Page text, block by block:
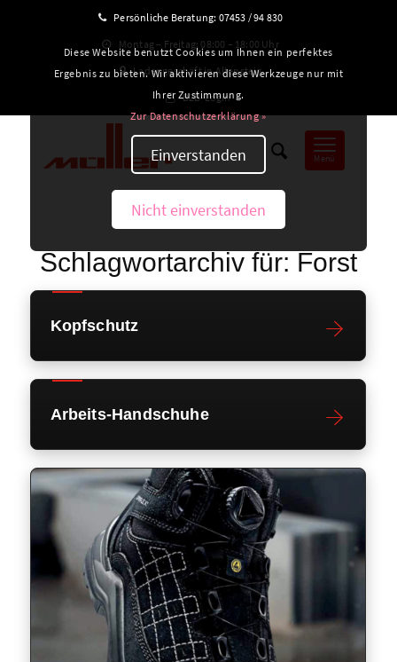
Persönliche Beratung: 07453 / 94 830
Montag – Freitag: 08:00 – 18:00 Uhr
Ladengeschäft in Altensteig
B2B-Login
Menü
Schlagwortarchiv für: Forst
Kopfschutz
Arbeits-Handschuhe
Diese Website benutzt Cookies um Ihnen ein perfektes
Ergebnis zu bieten. Wir aktivieren diese Werkzeuge nur mit
Ihrer Zustimmung.
Zur Datenschutzerklärung »
Einverstanden
Nicht einverstanden